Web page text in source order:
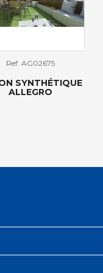
Ref: AG02675
SYNTHÉTIQUE
ALLEGRO